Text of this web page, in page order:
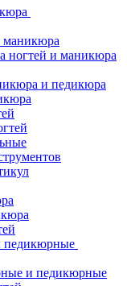
маникюра
ногтей и маникюра
и педикюра
педикюрные
и педикюрные